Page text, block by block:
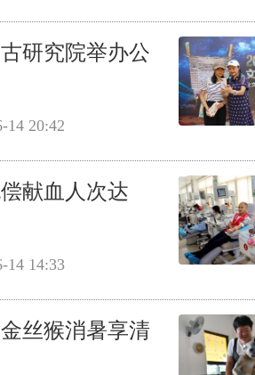
研究院举办公
14 20:42
献血人次达
14 14:33
丝猴消暑享清